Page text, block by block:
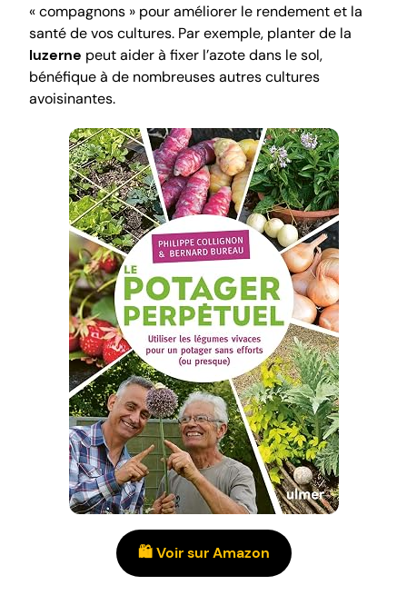
« compagnons » pour améliorer le rendement et la
santé de vos cultures. Par exemple, planter de la
luzerne peut aider à fixer l’azote dans le sol,
bénéfique à de nombreuses autres cultures
avoisinantes.
🛍️ Voir sur Amazon